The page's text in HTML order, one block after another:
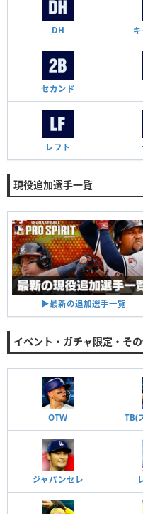
DH
セカンド
レフト
現役追加選手一覧
▶︎最新の追加選手一覧
イベント・ガチャ限定・そ
OTW TB(
ジャパンセレ